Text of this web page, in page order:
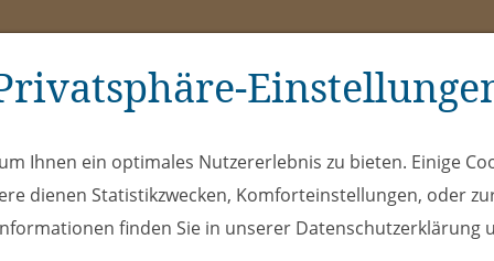
ÖEL Club
Ihnen ein optimales Nutzererlebnis zu bieten. Einige
dienen Statistikzwecken, Komforteinstellungen, oder
finden Sie in unserer Datenschutzerklärung